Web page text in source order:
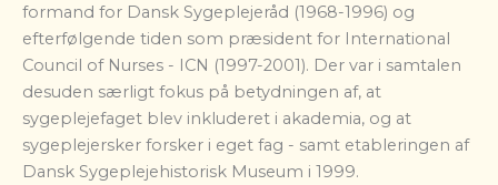
formand for Dansk Sygeplejeråd (1968-1996) og
efterfølgende tiden som præsident for International
Council of Nurses - ICN (1997-2001). Der var i samtalen
desuden særligt fokus på betydningen af, at
sygeplejefaget blev inkluderet i akademia, og at
sygeplejersker forsker i eget fag - samt etableringen af
Dansk Sygeplejehistorisk Museum i 1999.